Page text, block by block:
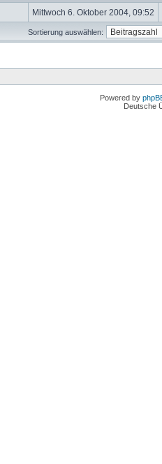
Mittwoch 6. Oktober 2004, 09:52
Sortierung auswählen:
Powered by
Deutsche